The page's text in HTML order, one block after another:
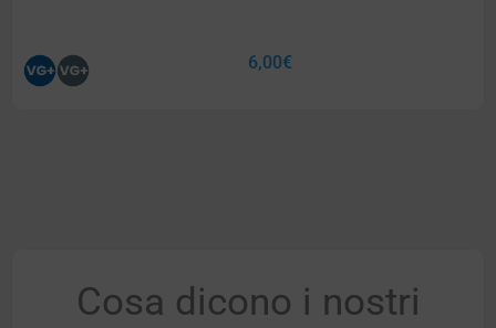
6,00€
Cosa dicono i nostri